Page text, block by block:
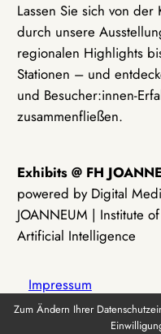
Lassen Sie sich von der
durch unsere
regionalen Highlights
Stationen – und
und Besucher:innen-
zusammenfließen.
Exhibits @ FH
powered by Digital
JOANNEUM | Institute
Artificial Intelligence
Impressum
Zum Ändern Ihrer